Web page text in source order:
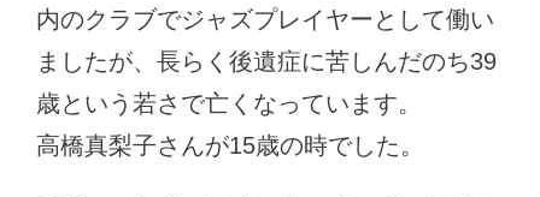
内のクラブでジャズプレイヤーとして働い
ましたが、長らく後遺症に苦しんだのち39
歳という若さで亡くなっています。
高橋真梨子さんが15歳の時でした。